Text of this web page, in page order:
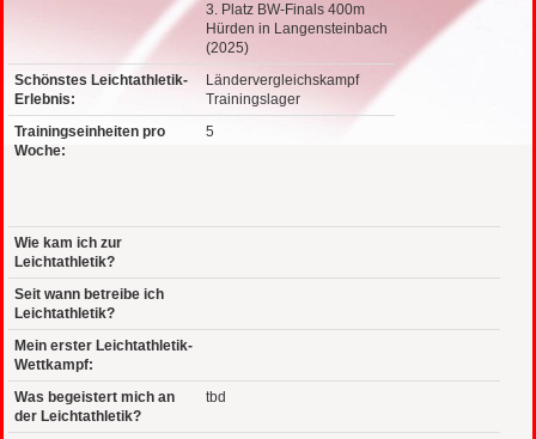
3. Platz BW-Finals 400m
Hürden in Langensteinbach
(2025)
Schönstes Leichtathletik-
Erlebnis:
Ländervergleichskampf
Trainingslager
Trainingseinheiten pro
Woche:
5
Wie kam ich zur
Leichtathletik?
Seit wann betreibe ich
Leichtathletik?
Mein erster Leichtathletik-
Wettkampf:
Was begeistert mich an
der Leichtathletik?
tbd